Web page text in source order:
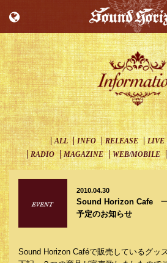
ALL INFO RELEASE LIVE
RADIO
MAGAZINE WEB/MOBILE
2010.04.30
Sound Horizon Cafe 一
予定のお知らせ
Sound Horizon Caféで販売しているグッ